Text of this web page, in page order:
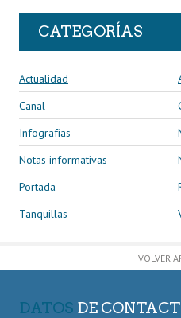
CATEGORÍAS
Actualidad
Canal
Infografías
Notas informativas
Portada
Tanquillas
VOLVER
DATOS DE